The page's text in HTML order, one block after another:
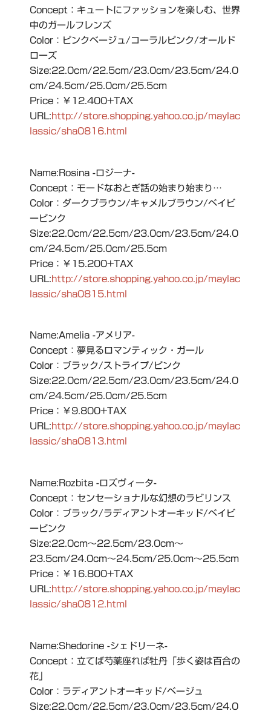
Concept：キュートにファッションを楽しむ、世界
中のガールフレンズ
Color：ピンクベージュ/コーラルピンク/オールド
ローズ
Size:22.0cm/22.5cm/23.0cm/23.5cm/24.0
cm/24.5cm/25.0cm/25.5cm
Price：￥12.400+TAX
URL: http://store.shopping.yahoo.co.jp/maylac
lassic/sha0816.html
Name:Rosina -ロジーナ-
Concept：モードなおとぎ話の始まり始まり…
Color：ダークブラウン/キャメルブラウン/ベイビ
ーピンク
Size:22.0cm/22.5cm/23.0cm/23.5cm/24.0
cm/24.5cm/25.0cm/25.5cm
Price：￥15.200+TAX
URL:http://store.shopping.yahoo.co.jp/maylac
lassic/sha0815.html
Name:Amelia -アメリア-
Concept：夢見るロマンティック・ガール
Color：ブラック/ストライプ/ピンク
Size:22.0cm/22.5cm/23.0cm/23.5cm/24.0
cm/24.5cm/25.0cm/25.5cm
Price：￥9.800+TAX
URL: http://store.shopping.yahoo.co.jp/maylac
lassic/sha0813.html
Name:Rozbita -ロズヴィータ-
Concept：センセーショナルな幻想のラビリンス
Color：ブラック/ラディアントオーキッド/ベイビ
ーピンク
Size:22.0cm～22.5cm/23.0cm～
23.5cm/24.0cm～24.5cm/25.0cm～25.5cm
Price：￥16.800+TAX
URL: http://store.shopping.yahoo.co.jp/maylac
lassic/sha0812.html
Name:Shedorine -シェドリーネ-
Concept：立てば芍薬座れば牡丹「歩く姿は百合の
花」
Color：ラディアントオーキッド/ベージュ
Size:22.0cm/22.5cm/23.0cm/23.5cm/24.0